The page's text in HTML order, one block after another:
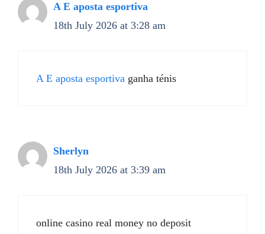
A E aposta esportiva
18th July 2026 at 3:28 am
A E aposta esportiva ganha ténis
Sherlyn
18th July 2026 at 3:39 am
online casino real money no deposit